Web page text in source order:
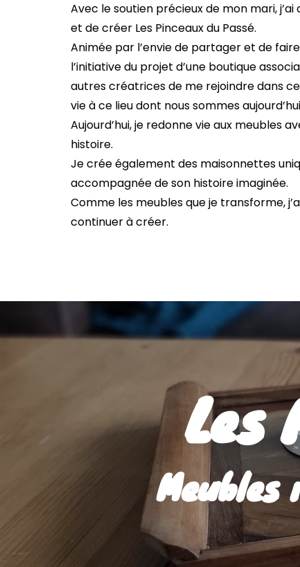
Avec le soutien précieux de mon mari,
et de créer Les Pinceaux du Passé.
Animée par l’envie de partager et de
l’initiative du projet d’une boutique
autres créatrices de me rejoindre dans
vie à ce lieu dont nous sommes
Aujourd’hui, je redonne vie aux meubles
histoire.
Je crée également des maisonnettes
accompagnée de son histoire imaginée.
Comme les meubles que je transforme,
continuer à créer.
Les